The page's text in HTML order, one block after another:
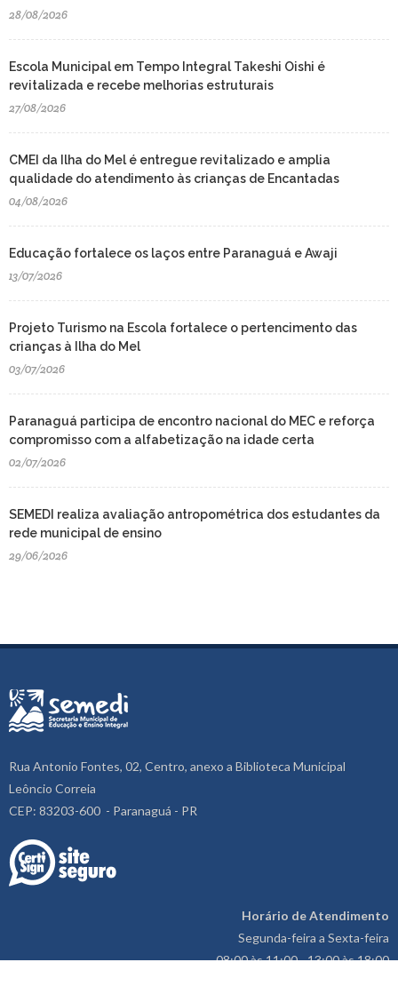
28/08/2026
Escola Municipal em Tempo Integral Takeshi Oishi é
revitalizada e recebe melhorias estruturais
27/08/2026
CMEI da Ilha do Mel é entregue revitalizado e amplia
qualidade do atendimento às crianças de Encantadas
04/08/2026
Educação fortalece os laços entre Paranaguá e Awaji
13/07/2026
Projeto Turismo na Escola fortalece o pertencimento das
crianças à Ilha do Mel
03/07/2026
Paranaguá participa de encontro nacional do MEC e reforça
compromisso com a alfabetização na idade certa
02/07/2026
SEMEDI realiza avaliação antropométrica dos estudantes da
rede municipal de ensino
29/06/2026
Rua Antonio Fontes, 02, Centro, anexo a Biblioteca Municipal
Leôncio Correia
CEP: 83203-600 - Paranaguá - PR
Horário de Atendimento
Segunda-feira a Sexta-feira
08:00 às 11:00 - 13:00 às 18:00